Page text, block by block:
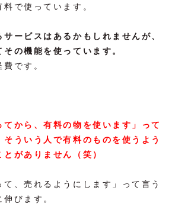
で使っています。
ービスはあるかもしれませんが、
の機能を使っています。
です。
てから、有料の物を使います」って
ういう人で有料のものを使うよう
がありません（笑）
て、売れるようにします」って言う
びます。